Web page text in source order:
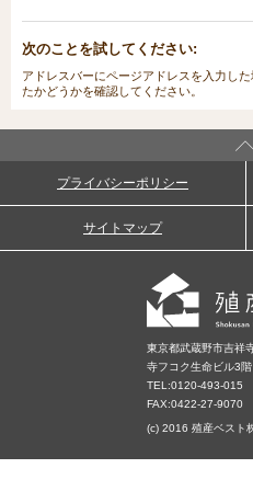
次のことを試してください:
アドレスバーにページアドレスを入力し
たかどうかを確認してください。
プライバシーポリシー
サイトマップ
東京都武蔵野市吉祥
寺フコク生命ビル3階
TEL:0120-493-015
FAX:0422-27-9070
(c) 2016 殖産ベスト